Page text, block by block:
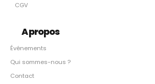
CGV
A propos
Événements
Qui sommes-nous ?
Contact